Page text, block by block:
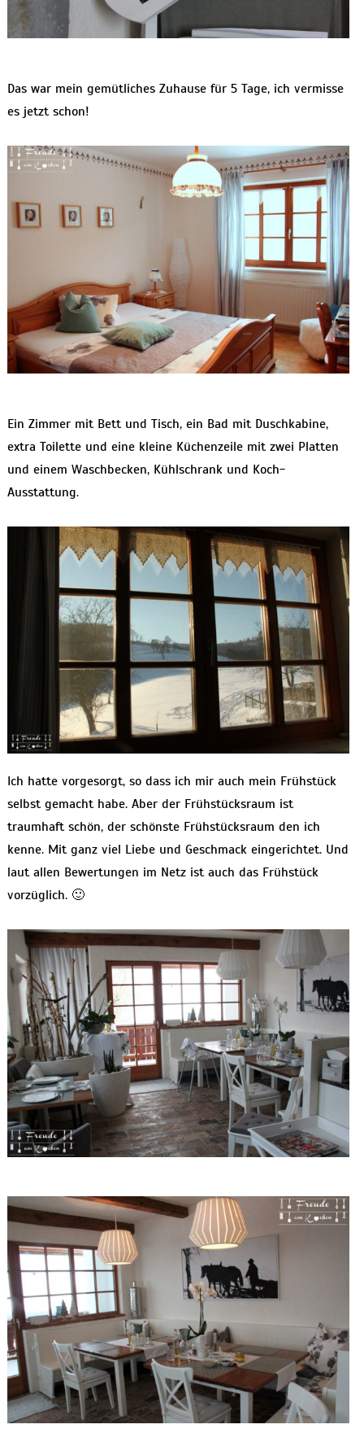
Das war mein gemütliches Zuhause für 5 Tage, ich vermisse
es jetzt schon!
Ein Zimmer mit Bett und Tisch, ein Bad mit Duschkabine,
extra Toilette und eine kleine Küchenzeile mit zwei Platten
und einem Waschbecken, Kühlschrank und Koch-
Ausstattung.
Ich hatte vorgesorgt, so dass ich mir auch mein Frühstück
selbst gemacht habe. Aber der Frühstücksraum ist
traumhaft schön, der schönste Frühstücksraum den ich
kenne. Mit ganz viel Liebe und Geschmack eingerichtet. Und
laut allen Bewertungen im Netz ist auch das Frühstück
vorzüglich. 🙂